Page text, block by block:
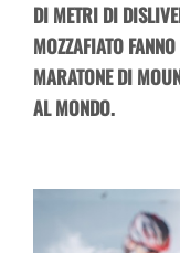
DI METRI DI
MOZZAFIATO
MARATONE DI
AL MONDO.